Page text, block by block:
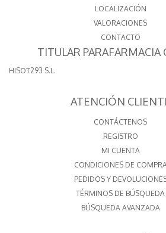
LOCALIZACIÓN
VALORACIONES
CONTACTO
TITULAR PARAFARMACIA
HISOT293 S.L.
ATENCIÓN
CONTÁCTENOS
REGISTRO
MI CUENTA
CONDICIONES DE
PEDIDOS Y
TÉRMINOS DE BÚSQUEDA
BÚSQUEDA AVANZADA